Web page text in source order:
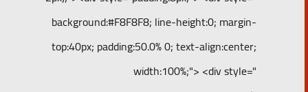
background:#F8F8F8; line-height:0; margin-
top:40px; padding:50.0% 0; text-align:center;
width:100%;"> <div style="